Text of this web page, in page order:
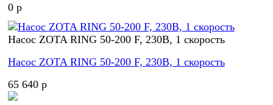
0 p
Насос ZOTA RING 50-200 F, 230В, 1 скорость
Насос ZOTA RING 50-200 F, 230В, 1 скорость
65 640 p